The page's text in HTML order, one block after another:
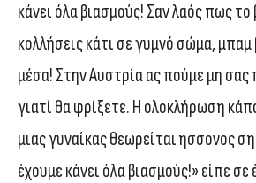
κάνει όλα βιασμούς! Σαν λαός πως
κολλήσεις κάτι σε γυμνό σώμα, μπαμ
μέσα! Στην Αυστρία ας πούμε μη σας
γιατί θα φρίξετε. Η ολοκλήρωση
μιας γυναίκας θεωρείται ησσονος
έχουμε κάνει όλα βιασμούς!» είπε